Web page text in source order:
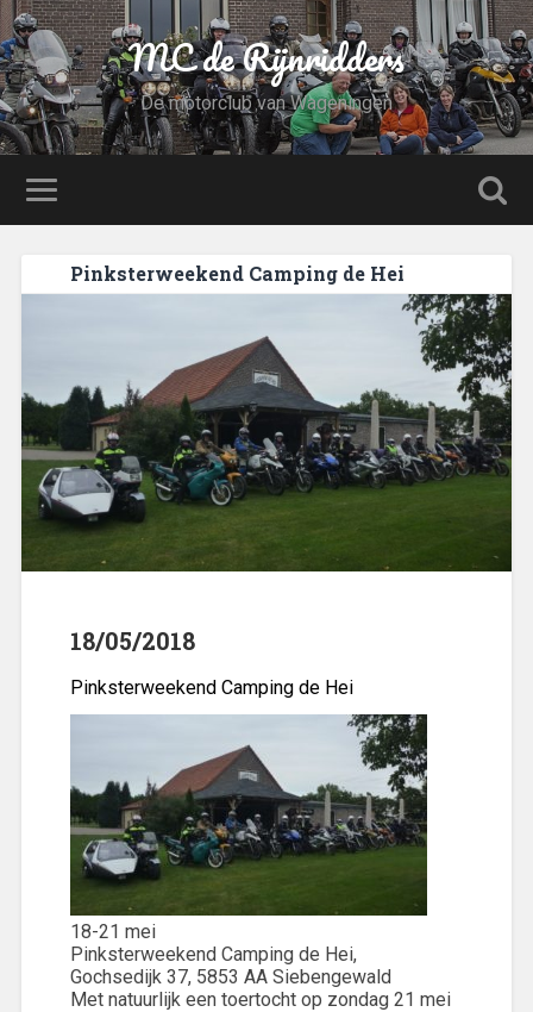
MC de Rijnridders
De motorclub van Wageningen
Pinksterweekend Camping de Hei
18/05/2018
Pinksterweekend Camping de Hei
18-21 mei
Pinksterweekend Camping de Hei,
Gochsedijk 37, 5853 AA Siebengewald
Met natuurlijk een toertocht op zondag 21 mei